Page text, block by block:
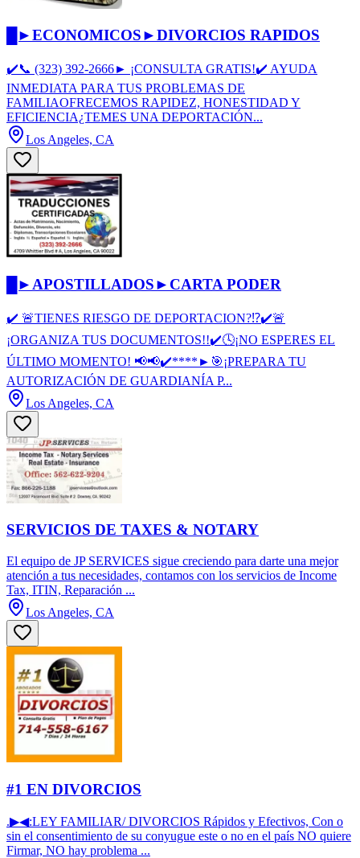
█►ECONOMICOS►DIVORCIOS RAPIDOS
✔️📞 (323) 392-2666► ¡CONSULTA GRATIS!✔️ AYUDA
INMEDIATA PARA TUS PROBLEMAS DE
FAMILIAOFRECEMOS RAPIDEZ, HONESTIDAD Y
EFICIENCIA¿TEMES UNA DEPORTACIÓN...
Los Angeles, CA
█►APOSTILLADOS►CARTA PODER
✔️️ 🚨TIENES RIESGO DE DEPORTACION?⁉️✔️🚨
¡ORGANIZA TUS DOCUMENTOS!!✔️🕓¡NO ESPERES EL
ÚLTIMO MOMENTO! 📢📢✔️****►🎯¡PREPARA TU
AUTORIZACIÓN DE GUARDIANÍA P...
Los Angeles, CA
SERVICIOS DE TAXES & NOTARY
El equipo de JP SERVICES sigue creciendo para darte una mejor
atención a tus necesidades, contamos con los servicios de Income
Tax, ITIN, Reparación ...
Los Angeles, CA
#1 EN DIVORCIOS
.▶◀:LEY FAMILIAR/ DIVORCIOS Rápidos y Efectivos, Con o
sin el consentimiento de su conyugue este o no en el país NO quiere
Firmar, NO hay problema ...